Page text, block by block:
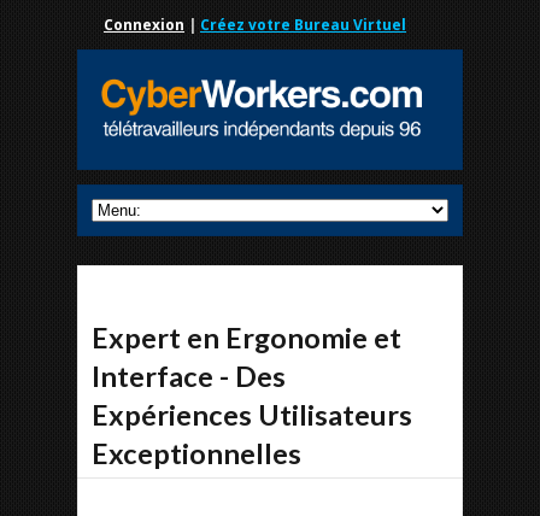
Connexion | Créez votre Bureau Virtuel
Expert en Ergonomie et
Interface - Des
Expériences Utilisateurs
Exceptionnelles